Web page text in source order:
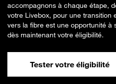
accompagnons à chaque étape,
votre Livebox, pour une transition
vers la fibre est une opportunité à
dès maintenant votre éligibilité.
Tester votre éligibilité